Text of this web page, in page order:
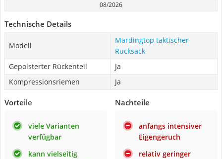
08/2026
Technische Details
Modell
Mardingtop taktischer
Rucksack
Gepolsterter Rückenteil
Ja
Kompressionsriemen
Ja
Vorteile
viele Varianten
verfügbar
kann vielseitig
Nachteile
anfangs intensiver
Eigengeruch
relativ geringer